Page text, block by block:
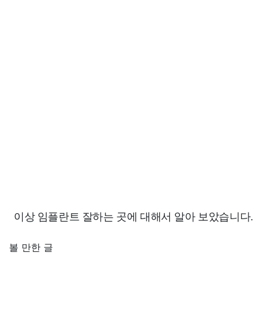
이상 임플란트 잘하는 곳에 대해서 알아 보았습니다.
볼 만한 글